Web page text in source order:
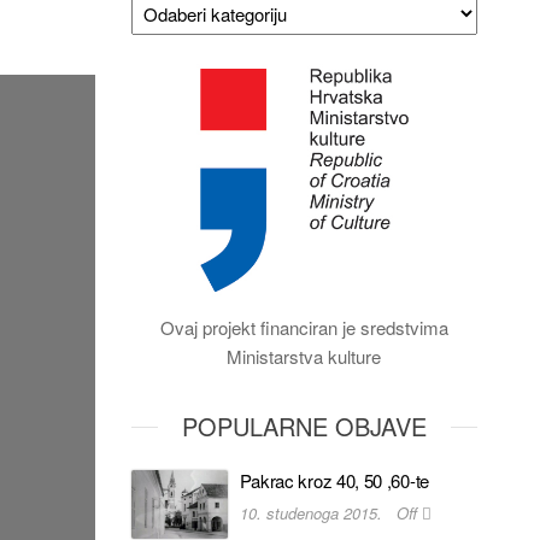
Ovaj projekt financiran je sredstvima
Ministarstva kulture
POPULARNE OBJAVE
Pakrac kroz 40, 50 ,60-te
10. studenoga 2015. Off